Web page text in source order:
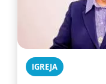
IGREJA